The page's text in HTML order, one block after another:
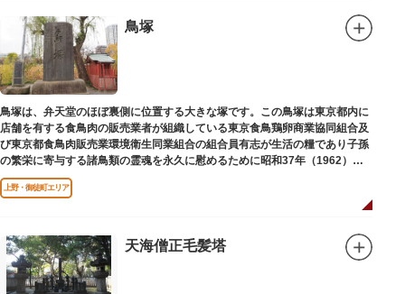
鳥塚
鳥塚は、弁天堂のほぼ裏側に位置する大きな塚です。この鳥塚は東京都内に
店舗を有する食鳥肉の販売業者が組織している東京食鳥鶏卵商業協同組合及
び東京都食鳥肉販売業環境衛生同業組合の組合員有志が生活の糧であり子孫
の繁栄に寄与する諸鳥類の霊魂を永久に慰めるために昭和37年（1962）に
建立されました。
上野・御徒町エリア
天海僧正毛髪塔